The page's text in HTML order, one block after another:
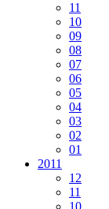
11
10
09
08
07
06
05
04
03
02
01
2011
12
11